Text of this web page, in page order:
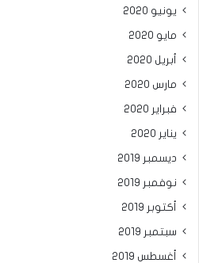
يونيو 2020
مايو 2020
أبريل 2020
مارس 2020
فبراير 2020
يناير 2020
ديسمبر 2019
نوفمبر 2019
أكتوبر 2019
سبتمبر 2019
أغسطس 2019